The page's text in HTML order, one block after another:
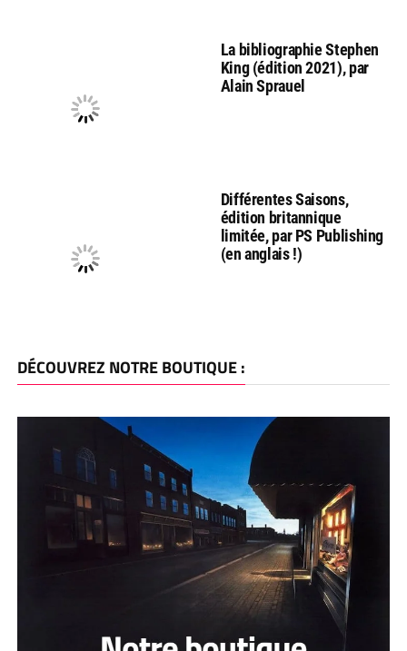
La bibliographie Stephen
King (édition 2021), par
Alain Sprauel
Différentes Saisons,
édition britannique
limitée, par PS Publishing
(en anglais !)
DÉCOUVREZ NOTRE BOUTIQUE :